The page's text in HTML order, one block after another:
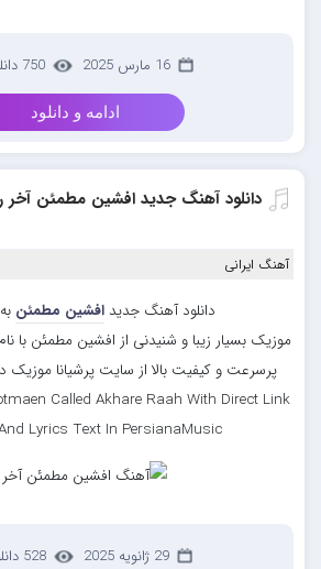
16 مارس 2025 750 دانلود
ادامه و دانلود
دانلود آهنگ جدید افشین مطمئن آخر
آهنگ ایرانی
دانلود آهنگ جدیدافشین مطمئن
موزیک بسیار زیبا و شنیدنی از افشین مطمئن با
پرسرعت و کیفیت بالا از سایت پرشیانا موزیک
Called Akhare Raah With Direct Link
Lyrics Text In PersianaMusic
29 ژانویه 2025 528 دانلود